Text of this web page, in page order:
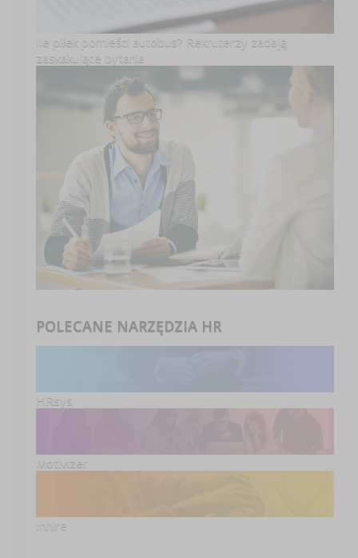
Ile piłek pomieści autobus? Rekruterzy zadają
zaskakujące pytania
POLECANE NARZĘDZIA HR
HRsys
Motivizer
Inhire